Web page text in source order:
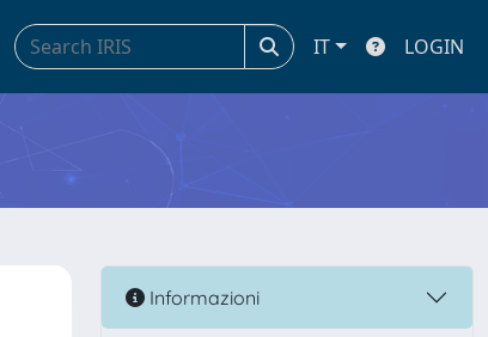
IT LOGIN
Informazioni